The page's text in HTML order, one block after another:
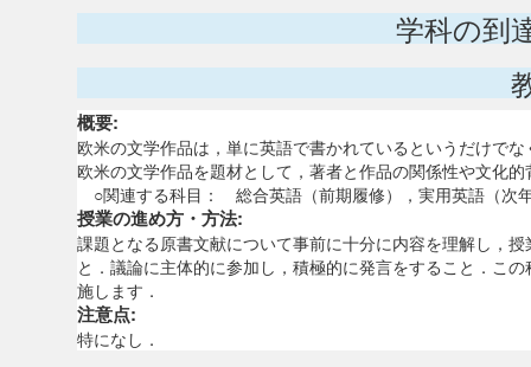
学科の到
概要:
欧米の文学作品は，単に英語で書かれているというだけで
欧米の文学作品を題材として，著者と作品の関係性や文化
○関連する科目： 総合英語（前期履修），実用英語（次
授業の進め方・方法:
課題となる原書文献について事前に十分に内容を理解し，
と．議論に主体的に参加し，積極的に発言をすること．こ
施します．
注意点:
特になし．